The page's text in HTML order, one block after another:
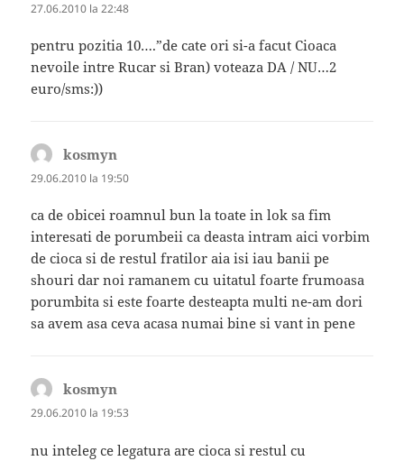
27.06.2010 la 22:48
pentru pozitia 10….”de cate ori si-a facut Cioaca
nevoile intre Rucar si Bran) voteaza DA / NU…2
euro/sms:))
kosmyn
29.06.2010 la 19:50
ca de obicei roamnul bun la toate in lok sa fim
interesati de porumbeii ca deasta intram aici vorbim
de cioca si de restul fratilor aia isi iau banii pe
shouri dar noi ramanem cu uitatul foarte frumoasa
porumbita si este foarte desteapta multi ne-am dori
sa avem asa ceva acasa numai bine si vant in pene
kosmyn
29.06.2010 la 19:53
nu inteleg ce legatura are cioca si restul cu